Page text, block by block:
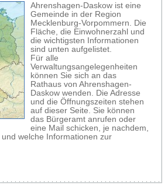
Ahrenshagen-Daskow ist eine
Gemeinde in der Region
Mecklenburg-Vorpommern. Die
Fläche, die Einwohnerzahl und
die wichtigsten Informationen
sind unten aufgelistet.
Für alle
Verwaltungsangelegenheiten
können Sie sich an das
Rathaus von Ahrenshagen-
Daskow wenden. Die Adresse
und die Öffnungszeiten stehen
auf dieser Seite. Sie können
das Bürgeramt anrufen oder
eine Mail schicken, je nachdem,
welche Informationen zur